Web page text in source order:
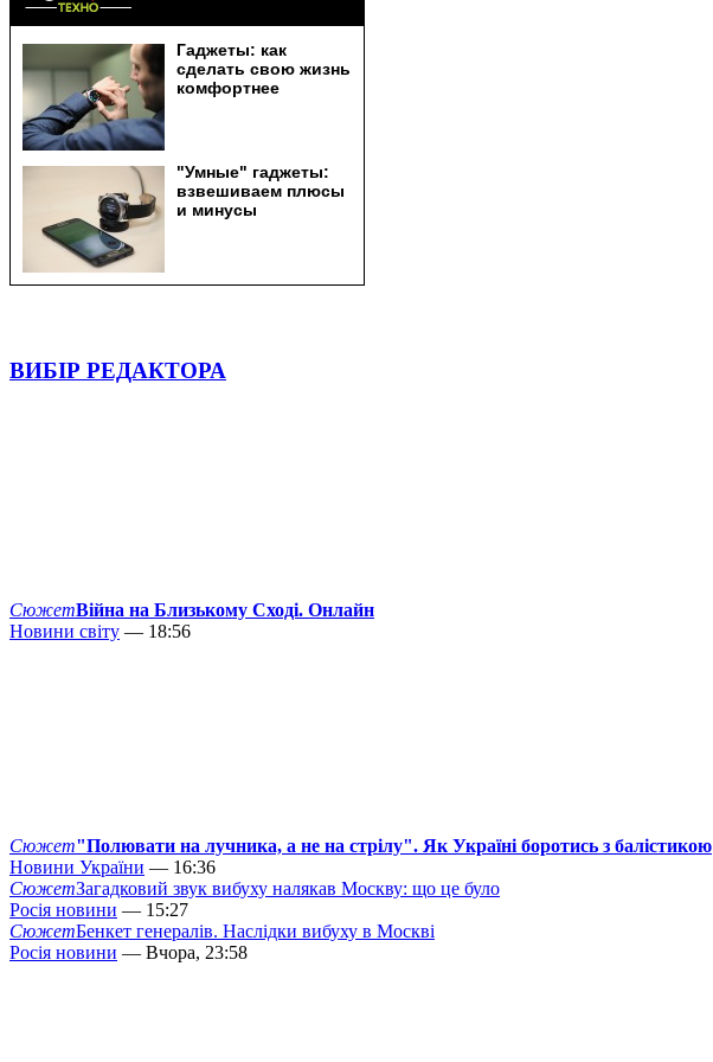
ВИБІР РЕДАКТОРА
СюжетВійна на Близькому Сході. Онлайн
Новини світу — 18:56
Сюжет"Полювати на лучника, а не на стрілу". Як Україні боротись з балістикою
Новини України — 16:36
СюжетЗагадковий звук вибуху налякав Москву: що це було
Росія новини — 15:27
СюжетБенкет генералів. Наслідки вибуху в Москві
Росія новини — Вчора, 23:58